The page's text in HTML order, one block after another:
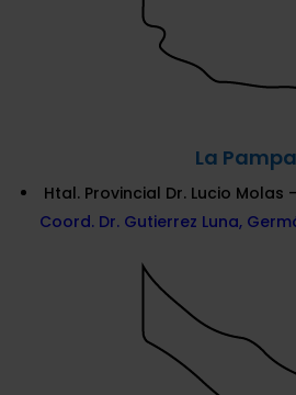
La Pampa
Htal. Provincial Dr. Lucio Molas
Coord. Dr. Gutierrez Luna,